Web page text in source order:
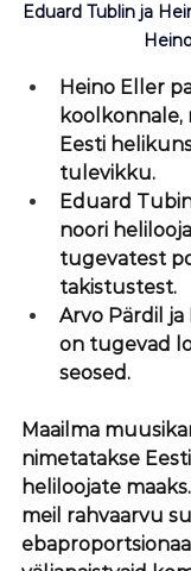
Eduard Tublin ja
Heino Eller
koolkonnale,
Eesti
tulevikku.
Eduard
noori
tugevatest
takistustest.
Arvo Pärdil
on tugevad
seosed.
Maailma
nimetatakse
heliloojate
meil rahvaarvu